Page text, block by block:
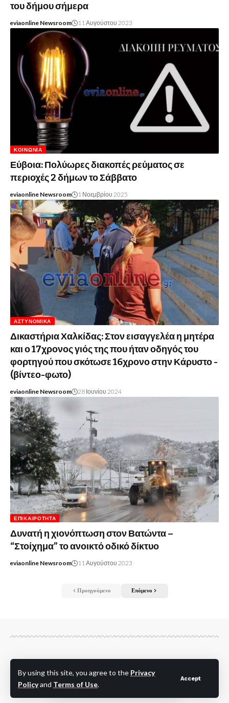
By using this site, you agree to the Privacy
Policyand Terms of Use.
Accept
του δήμου σήμερα
eviaonline Newsroom 11 Αυγούστου 2023
ΚΟΙΝΩΝΊΑ
Εύβοια: Πολύωρες διακοπές ρεύματος σε
περιοχές 2 δήμων το Σάββατο
eviaonline Newsroom 1 Νοεμβρίου 2025
ΑΣΤΥΝΟΜΙΚΆ
Δικαστήρια Χαλκίδας: Στον εισαγγελέα η μητέρα
και ο 17χρονος γιός της που ήταν οδηγός του
φορτηγού που σκότωσε 16χρονο στην Κάρυστο -
(βίντεο-φωτο)
eviaonline Newsroom 28 Ιουνίου 2024
ΕΠΙΚΑΙΡΌΤΗΤΑ
Δυνατή η χιονόπτωση στον Βατώντα –
“Στοίχημα” το ανοικτό οδικό δίκτυο
eviaonline Newsroom 11 Αυγούστου 2023
Προηγούμενο Επόμενο